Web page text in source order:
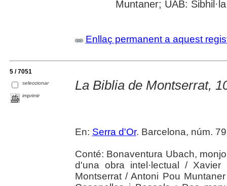
Muntaner; UAB: Sibhil·la
Enllaç permanent a aquest
5 / 7051
seleccionar
imprimir
La Biblia de Montserrat,
En: Serra d'Or. Barcelona, núm.
Conté: Bonaventura Ubach,
d'una obra intel·lectual /
Montserrat / Antoni Pou